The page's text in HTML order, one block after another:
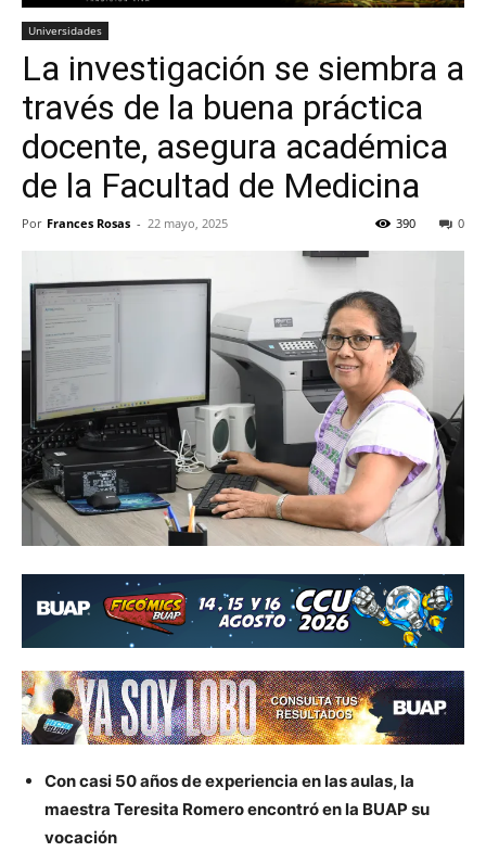
Universidades
La investigación se siembra a
través de la buena práctica
docente, asegura académica
de la Facultad de Medicina
Por Frances Rosas - 22 mayo, 2025 0
390
Con casi 50 años de experiencia en las aulas, la
maestra Teresita Romero encontró en la BUAP su
vocación